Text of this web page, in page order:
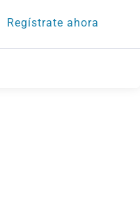
Regístrate ahora